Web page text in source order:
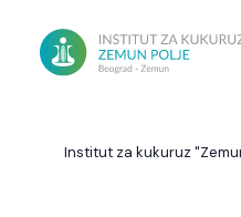
Institut za kukuruz